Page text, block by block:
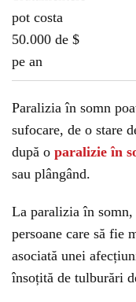
Paralizia în somn
sufocare, de o stare
după o paralizie în
sau plângând.
La paralizia în somn,
persoane care să fie
asociată unei
însoțită de tulburări